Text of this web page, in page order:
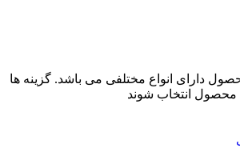
دارای انواع مختلفی می باشد. گزینه ها
انتخاب شوند